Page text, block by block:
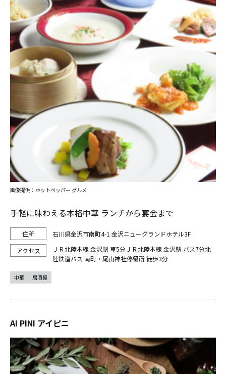
手軽に味わえる本格中華 ランチから宴会まで
石川県金沢市南町4-1 金沢ニューグランドホテル3F
ＪＲ北陸本線 金沢駅 車5分ＪＲ北陸本線 金沢駅 バス7分北
陸鉄道バス 南町・尾山神社停留所 徒歩3分
画像提供：ホットペッパー グルメ
中華 居酒屋
AI PINI アイピニ